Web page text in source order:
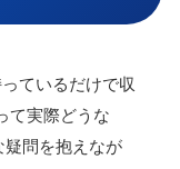
ているだけで収
て実際どうな
問を抱えなが